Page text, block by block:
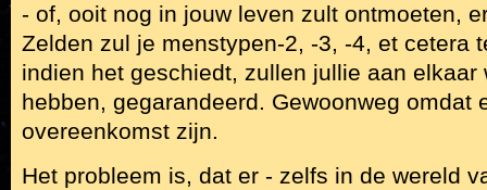
- of, ooit nog in jouw leven zult ontmoeten,
Zelden zul je menstypen-2, -3, -4, et cetera
indien het geschiedt, zullen jullie aan elkaar
hebben, gegarandeerd. Gewoonweg omdat
overeenkomst zijn.
Het probleem is, dat er - zelfs in de wereld